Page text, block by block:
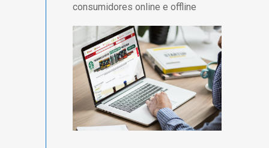
consumidores online e offline